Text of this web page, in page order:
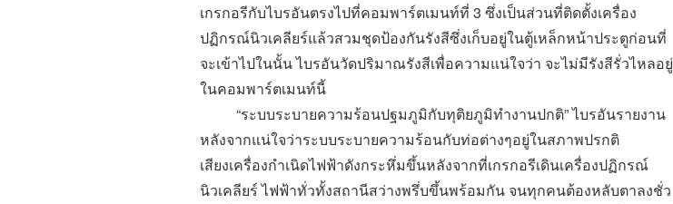
เกรกอรีกับไบรอันตรงไปที่คอมพาร์ตเมนท์ที่ 3 ซึ่งเป็นส่วนที่ติดตั้งเครื่อง
ปฏิกรณ์นิวเคลียร์แล้วสวมชุดป้องกันรังสีซึ่งเก็บอยู่ในตู้เหล็กหน้าประตูก่อนที่
จะเข้าไปในนั้น ไบรอันวัดปริมาณรังสีเพื่อความแน่ใจว่า จะไม่มีรังสีรั่วไหลอยู่
ในคอมพาร์ตเมนท์นี้
“ระบบระบายความร้อนปฐมภูมิกับทุติยภูมิทำงานปกติ”ไบรอันรายงาน
หลังจากแน่ใจว่าระบบระบายความร้อนกับท่อต่างๆอยู่ในสภาพปรกติ
เสียงเครื่องกำเนิดไฟฟ้าดังกระหึ่มขึ้นหลังจากที่เกรกอรีเดินเครื่องปฏิกรณ์
นิวเคลียร์ ไฟฟ้าทั่วทั้งสถานีสว่างพรึ่บขึ้นพร้อมกัน จนทุกคนต้องหลับตาลงชั่ว